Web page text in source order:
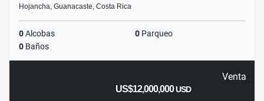
Hojancha, Guanacaste, Costa Rica
0Alcobas 0 Parqueo
0 Baños
Venta
US$12,000,000USD